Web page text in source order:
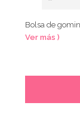
Bolsa de
Ver más )